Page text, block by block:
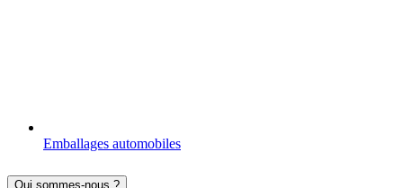
Emballages automobiles
Qui sommes-nous ?